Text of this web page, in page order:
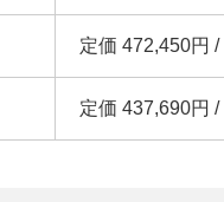
定価 472,450円 /
定価 437,690円 /